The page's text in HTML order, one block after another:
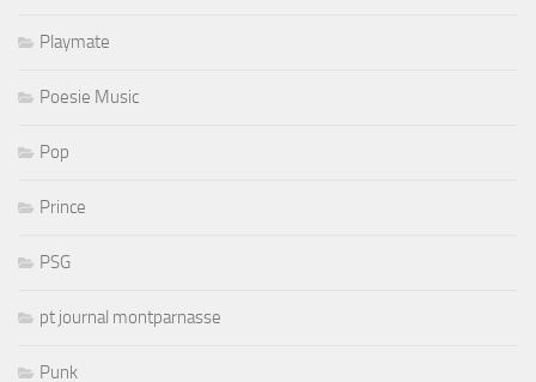
Playmate
Poesie Music
Pop
Prince
PSG
pt journal montparnasse
Punk